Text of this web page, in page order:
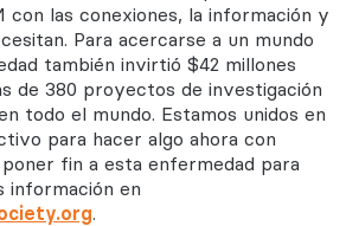
con las conexiones, la información y
Para acercarse a un mundo
también invirtió $42 millones
de 380 proyectos de investigación
todo el mundo. Estamos unidos en
para hacer algo ahora con
fin a esta enfermedad para
información en
.